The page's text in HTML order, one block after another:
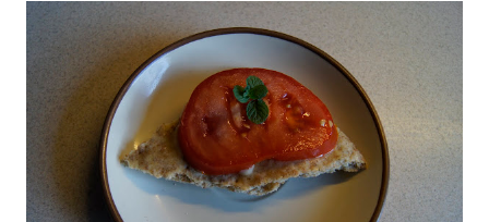
weganie (ludzie, którzy nie spożywają mięsa i produktów
pochodzenia zwierzęcego), laktoowowegetarianie (osoby, które
nie spożywają produktów mięsnych, ale włączają do diety
produkty pochodzenia zwierzęcego, takie jak mleko, przetwory
mleczne i jajka), osoby po 50 roku życia, niezależnie od ich diety,
osoby, które poddały się operacji żołądka lub którym wycięto
dolną część jelita cienkiego, a także osoby chorujące na AIDS.